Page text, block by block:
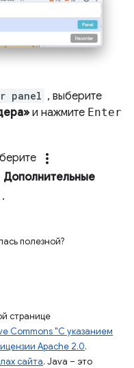
panel , выберите
и нажмите Enter
more_vert
Дополнительные
.
полезной?
странице
Commons "С указанием
Apache 2.0.
сайта. Java – это